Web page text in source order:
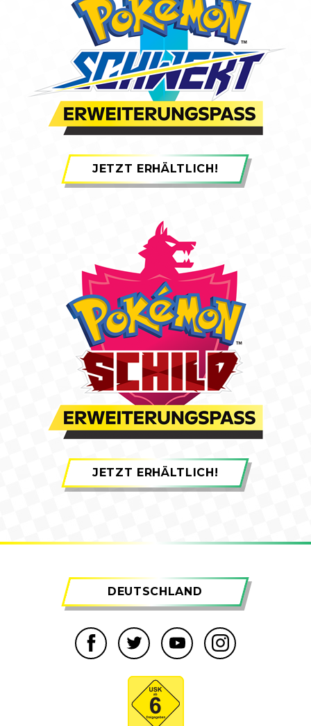
JETZT ERHÄLTLICH!
JETZT ERHÄLTLICH!
DEUTSCHLAND